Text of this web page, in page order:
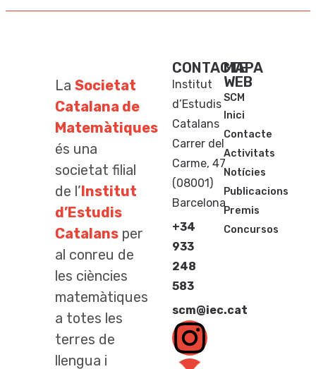
La Societat
Catalana de
Matemàtiques
és una
societat filial
de l’Institut
d’Estudis
Catalans per
al conreu de
les ciències
matemàtiques
a totes les
terres de
llengua i
CONTACTE
Institut
d’Estudis
Catalans
Carrer del
Carme, 47
(08001)
Barcelona
+34
933
248
583
scm@iec.cat
MAPA
WEB
SCM
Inici
Contacte
Activitats
Notícies
Publicacions
Premis
Concursos